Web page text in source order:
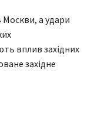
Москви, а удари
вплив західних
західне